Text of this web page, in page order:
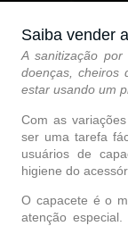
Saiba vender
A sanitização
doenças, cheiros
estar usando um
Com as
ser uma tarefa
usuários de
higiene do
O capacete é o
atenção